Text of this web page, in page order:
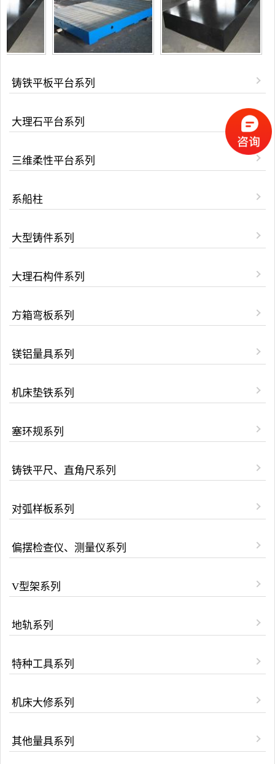
铸铁平板平台系列
大理石平台系列
三维柔性平台系列
系船柱
大型铸件系列
大理石构件系列
方箱弯板系列
镁铝量具系列
机床垫铁系列
塞环规系列
铸铁平尺、直角尺系列
对弧样板系列
偏摆检查仪、测量仪系列
V型架系列
地轨系列
特种工具系列
机床大修系列
其他量具系列